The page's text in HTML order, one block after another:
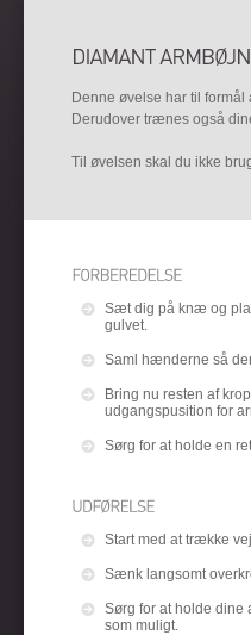
Denne øvelse har til
Derudover trænes også
Til øvelsen skal du ikke
Sæt dig på knæ og
gulvet.
Saml hænderne så
Bring nu resten af
udgangspusition for
Sørg for at holde en
Start med at trække
Sænk langsomt
Sørg for at holde dine
som muligt.